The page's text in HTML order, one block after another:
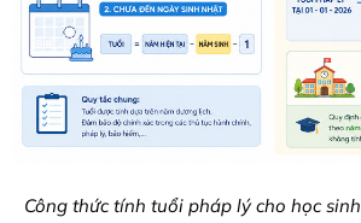
Công thức tính tuổi pháp lý cho học